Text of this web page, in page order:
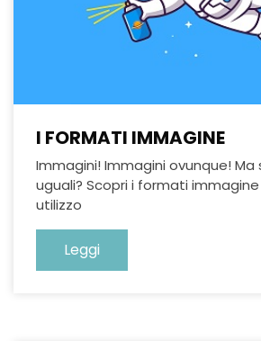
I FORMATI IMMAGINE
Immagini! Immagini ovunque!
uguali? Scopri i formati
utilizzo
Leggi